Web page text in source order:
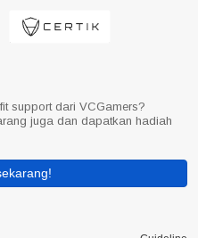
support dari VCGamers?
juga dan dapatkan hadiah